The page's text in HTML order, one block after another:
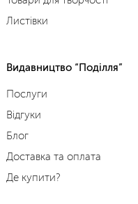
Листівки
Видавництво “Поділля”
Послуги
Відгуки
Блог
Доставка та оплата
Де купити?